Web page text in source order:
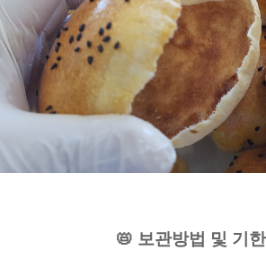
📛 보관방법 및 기